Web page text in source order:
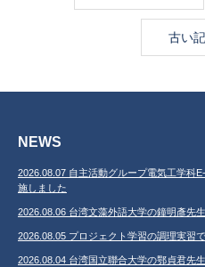
古い
NEWS
2026.08.07 自主活動グループ電気工学科
施しました
2026.08.06 台湾文藻外語大学の鐘明彥先
2026.08.05 プロジェクト学習の調理実習
2026.08.04 台湾国立聯合大学の鄂貞君先